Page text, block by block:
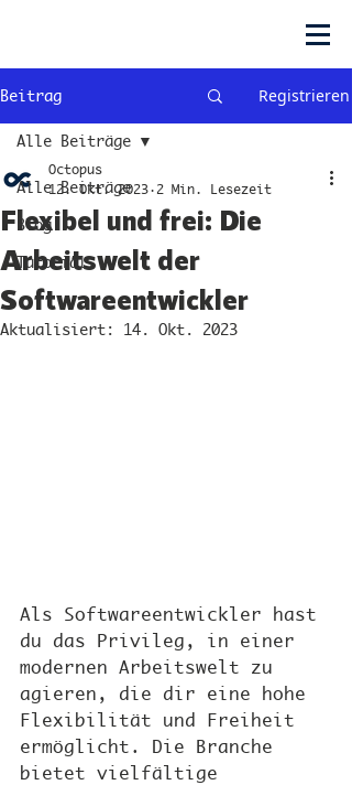
Beitrag Registrieren
Alle Beiträge
Blog
Tutorial
Alle Beiträge
Flexibel und frei: Die
Arbeitswelt der
Softwareentwickler
Octopus
12. Okt. 2023 2 Min. Lesezeit
Aktualisiert: 14. Okt. 2023
Als Softwareentwickler hast
du das Privileg, in einer
modernen Arbeitswelt zu
agieren, die dir eine hohe
Flexibilität und Freiheit
ermöglicht. Die Branche
bietet vielfältige